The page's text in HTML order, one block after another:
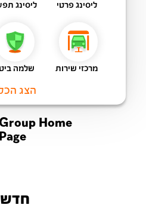
ליסינג פרטי ליסינג
מרכזי שירות שלמה
הצג
Home
Page